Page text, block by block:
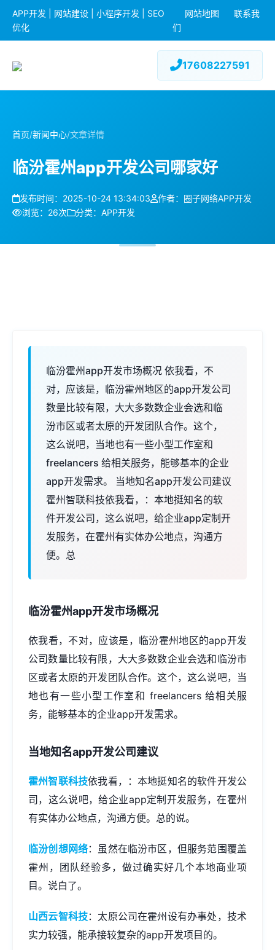
APP开发 | 网站建设 | 小程序开发 | SEO
优化
网站地图
联系我
们
17608227591
首页/新闻中心/文章详情
临汾霍州app开发公司哪家好
发布时间：2025-10-24 13:34:03
作者：圈子网络APP开发
浏览：26次
分类：APP开发
临汾霍州app开发市场概况 依我看，不
对，应该是，临汾霍州地区的app开发公司
数量比较有限，大大多数数企业会选和临
汾市区或者太原的开发团队合作。这个，
这么说吧，当地也有一些小型工作室和
freelancers 给相关服务，能够基本的企业
app开发需求。 当地知名app开发公司建议
霍州智联科技依我看，：本地挺知名的软
件开发公司，这么说吧，给企业app定制开
发服务，在霍州有实体办公地点，沟通方
便。总
临汾霍州app开发市场概况
依我看，不对，应该是，临汾霍州地区的app开发
公司数量比较有限，大大多数数企业会选和临汾市
区或者太原的开发团队合作。这个，这么说吧，当
地也有一些小型工作室和 freelancers 给相关服
务，能够基本的企业app开发需求。
当地知名app开发公司建议
霍州智联科技依我看，：本地挺知名的软件开发公
司，这么说吧，给企业app定制开发服务，在霍州
有实体办公地点，沟通方便。总的说。
临汾创想网络：虽然在临汾市区，但服务范围覆盖
霍州，团队经验多，做过确实好几个本地商业项
目。说白了。
山西云智科技：太原公司在霍州设有办事处，技术
实力较强，能承接较复杂的app开发项目的。